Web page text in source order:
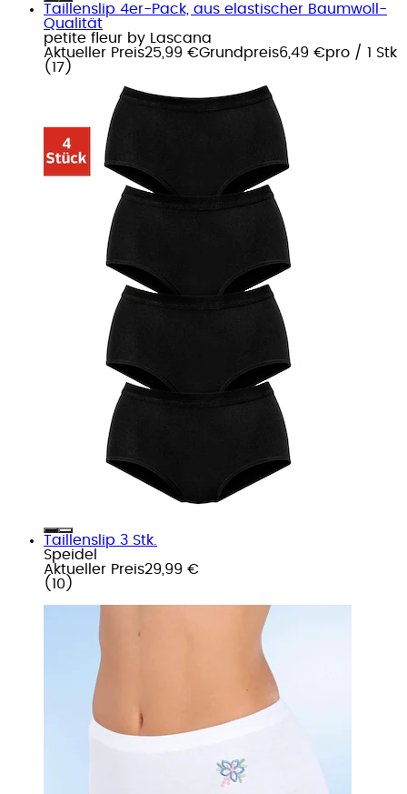
Taillenslip 4er-Pack, aus elastischer Baumwoll-
Qualität
petite fleur by Lascana
Aktueller Preis25,99 €Grundpreis6,49 €pro / 1 Stk
( 17 )
Taillenslip 3 Stk.
Speidel
Aktueller Preis29,99 €
( 10 )